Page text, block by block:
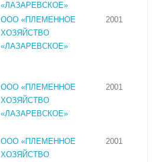
«ЛАЗАРЕВСКОЕ»
ООО «ПЛЕМЕННОЕ
ХОЗЯЙСТВО
«ЛАЗАРЕВСКОЕ»
2001
ООО «ПЛЕМЕННОЕ
ХОЗЯЙСТВО
«ЛАЗАРЕВСКОЕ»
2001
ООО «ПЛЕМЕННОЕ
ХОЗЯЙСТВО
2001